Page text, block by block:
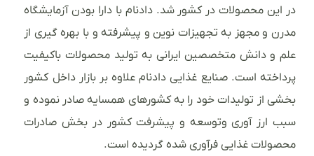
در این محصولات در کشور شد. دادنام با دارا بودن آزمایشگاه
مدرن و مجهز به تجهیزات نوین و پیشرفته و با بهره گیری از
علم و دانش متخصصین ایرانی به تولید محصولات باکیفیت
پرداخته است. صنایع غذایی دادنام علاوه بر بازار داخل کشور
بخشی از تولیدات خود را به کشورهای همسایه صادر نموده و
سبب ارز آوری وتوسعه و پیشرفت کشور در بخش صادرات
محصولات غذایی فرآوری شده گردیده است.